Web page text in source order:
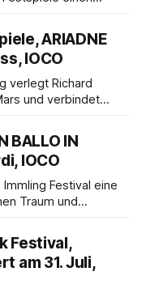
Pascal entfaltet
Sly berührt als
ARIADNE
IOCO
verlegt Richard
und verbindet
Wiener
Akt jedoch
BALLO IN
IOCO
Festival eine
Traum und
getragen von
musikalisch
Festival,
am 31. Juli,